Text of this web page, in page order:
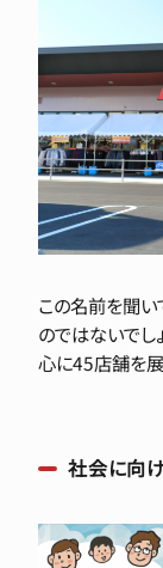
この名前を聞
のではないでし
心に45店舗を展
社会に向